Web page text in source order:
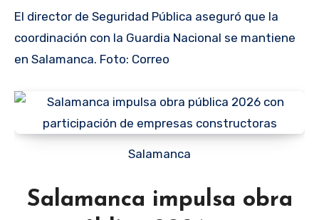
El director de Seguridad Pública aseguró que la
coordinación con la Guardia Nacional se mantiene
en Salamanca. Foto: Correo
Salamanca
Salamanca impulsa obra